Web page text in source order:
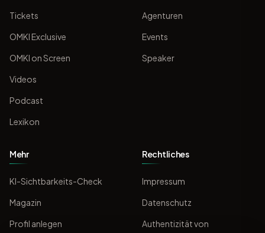
Tickets
OMKI Exclusive
OMKI on Screen
Videos
Podcast
Lexikon
Agenturen
Events
Speaker
Mehr
KI-Sichtbarkeits-Check
Magazin
Profil anlegen
Rechtliches
Impressum
Datenschutz
Authentizität von